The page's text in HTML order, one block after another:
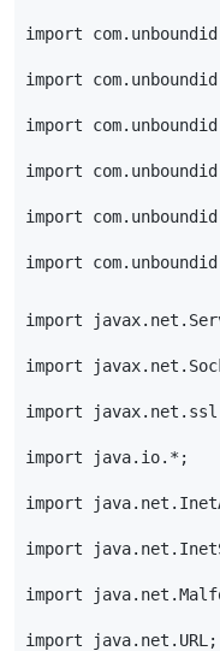
import
import
import
import
import
import
import
import
import
import java.io.*;
import
import
import
import java.net.URL;